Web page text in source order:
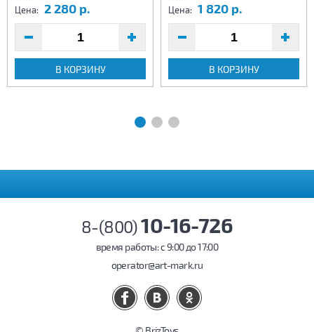
Цена: 2 280 р.
В КОРЗИНУ
Цена: 1 820 р.
В КОРЗИНУ
8-(800)10-16-726
время работы: c 9:00 до 17:00
operator@art-mark.ru